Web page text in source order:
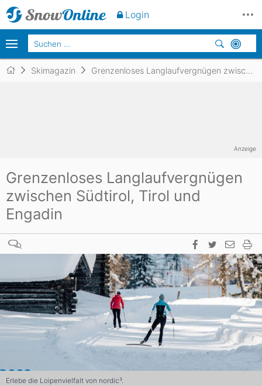
Skimagazin Grenzenloses Langlaufvergnügen zwischen Südtirol, Tirol und Engadin
Grenzenloses Langlaufvergnügen
zwischen Südtirol, Tirol und
Engadin
Erlebe die Loipenvielfalt von nordic³.
Anzeige
Login